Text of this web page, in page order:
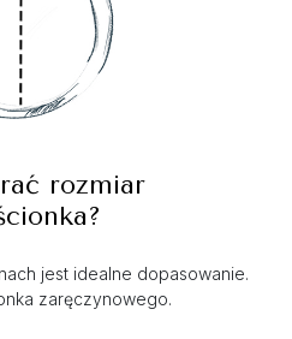
rozmiar
jest idealne dopasowanie.
zaręczynowego.